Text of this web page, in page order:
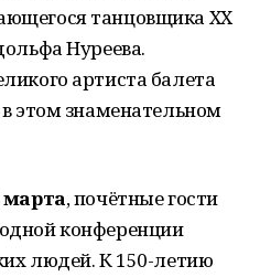
танцовщика XX
Нуреева.
артиста балета
этом знаменательном
марта, почётные гости
конференции
людей. К 150-летию